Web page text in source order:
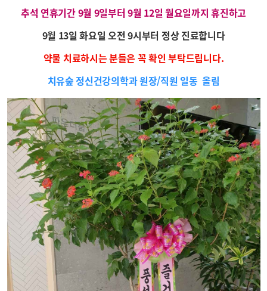
추석 연휴기간 9월 9일부터 9월 12일 월요일까지 휴진하고
9월 13일 화요일 오전 9시부터 정상 진료합니다
약물 치료하시는 분들은 꼭 확인 부탁드립니다.
치유숲 정신건강의학과 원장/직원 일동 올림